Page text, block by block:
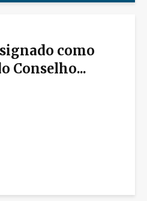
como
Conselho...